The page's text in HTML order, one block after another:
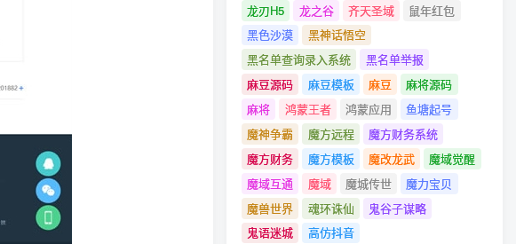
龙刃H5
龙之谷 齐天圣域
鼠年红包
黑色沙漠
黑神话悟空
黑名单查询录入系统
黑名单举报
麻豆源码
麻豆模板 麻豆
麻将源码
麻将
鸿蒙王者 鸿蒙应用
鱼塘起号
魔神争霸
魔方远程
魔方财务系统
魔方财务
魔方模板 魔改龙武
魔域觉醒
魔域互通
魔域 魔城传世
魔力宝贝
魔兽世界
魂环诛仙
鬼谷子谋略
鬼语迷城
高仿抖音